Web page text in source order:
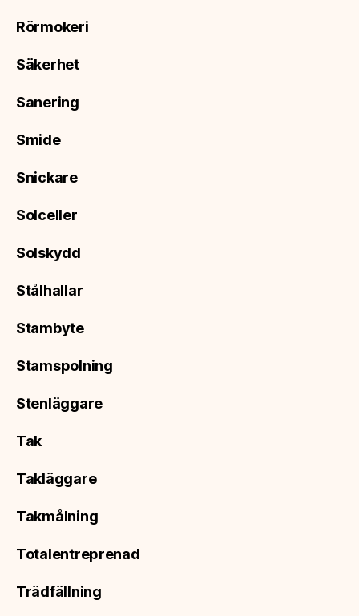
Rörmokeri
Säkerhet
Sanering
Smide
Snickare
Solceller
Solskydd
Stålhallar
Stambyte
Stamspolning
Stenläggare
Tak
Takläggare
Takmålning
Totalentreprenad
Trädfällning